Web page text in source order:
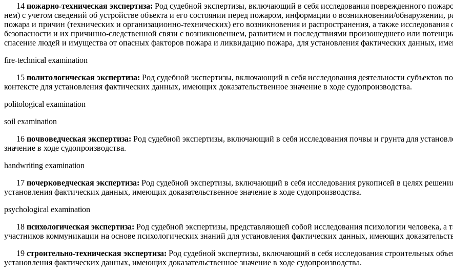
14 пожарно-техническая экспертиза: Род судебной экспертизы, включаю­щий в себя исследования поврежденного
нем) с учетом сведений об устройстве объекта и его состоянии перед пожаром, информации о возникновении/обнаружении,
пожара и причин (техниче­ских и организационно-технических) его возникновения и распространения, а так­же
безопасности и их причинно-следственной связи с возникновением, развитием и последствиями произошедшего или
спасение людей и имущества от опасных факторов пожара и ликвидацию пожара, для установления фактических данных,
fire-technical examination
15 политологическая экспертиза: Род судебной экспертизы, включающий в себя исследования деятельности субъектов
контексте для установления фактических данных, имеющих доказательственное значение в ходе судопроизводства.
politological examination
soil examination
16 почвоведческая экспертиза: Род судебной экспертизы, включающий в себя исследования почвы и грунта для
значение в ходе судопроизводства.
handwriting examination
17 почерковедческая экспертиза: Род судебной экспертизы, включающий в себя исследования рукописей в целях
установления фактических данных, имеющих доказательственное значение в ходе судопроизводства.
psychological examination
18 психологическая экспертиза: Род судебной экспертизы, представляю­щей собой исследования психологии человека,
участников коммуникации на основе психологи­ческих знаний для установления фактических данных, имеющих
19 строительно-техническая экспертиза: Род судебной экспертизы, включающий в себя исследования строительных
установления фактических данных, имею­щих доказательственное значение в ходе судопроизводства.